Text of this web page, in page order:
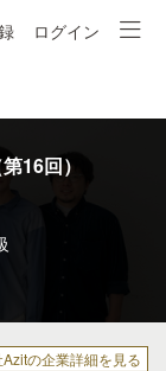
ログイン
16回）
の企業詳細を見る